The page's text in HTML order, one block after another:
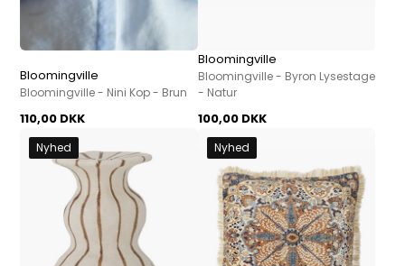
Bloomingville
Bloomingville - Nini Kop - Brun
110,00 DKK
Bloomingville
Bloomingville - Byron Lysestage
- Natur
100,00 DKK
Nyhed Nyhed